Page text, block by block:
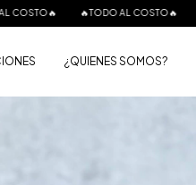
AL COSTO🔥 🔥TODO AL COSTO🔥
¿QUIENES SOMOS?